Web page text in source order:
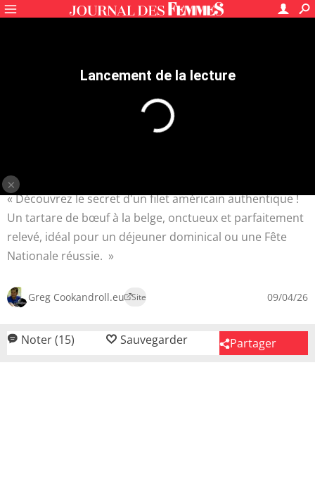
4.7 /5 15avis
Filet américain (tartare de
bœuf belge)
Découvrez le secret d'un filet américain authentique !
Un tartare de bœuf à la belge, onctueux et parfaitement
relevé, idéal pour un déjeuner dominical ou une Fête
Nationale réussie.
Greg Cookandroll.eu Site 09/04/26
Noter (15) Sauvegarder Partager